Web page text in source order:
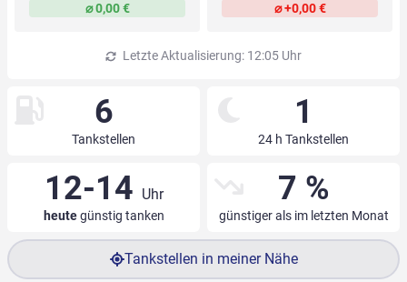
⌀ 0,00 € ⌀ +0,00 €
Letzte Aktualisierung: 12:05 Uhr
6
Tankstellen
1
24 h Tankstellen
12-14 Uhr
heutegünstig tanken
7 %
günstiger als im letzten Monat
Tankstellen in meiner Nähe